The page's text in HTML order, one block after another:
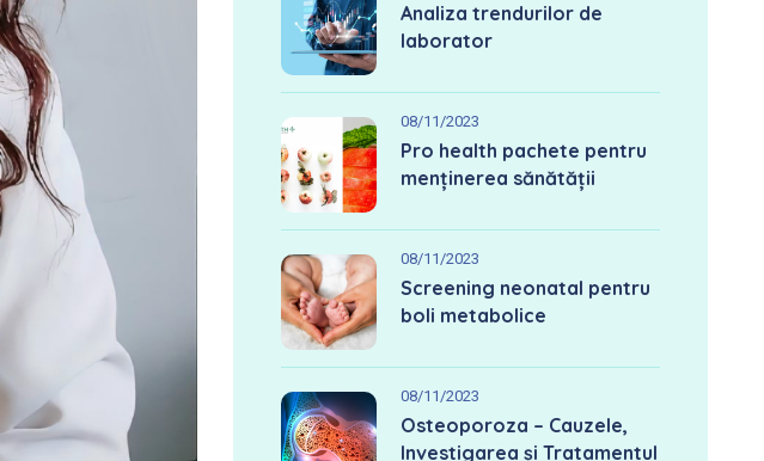
Analiza trendurilor de
laborator
08/11/2023
Pro health pachete pentru
menținerea sănătății
08/11/2023
Screening neonatal pentru
boli metabolice
08/11/2023
Osteoporoza – Cauzele,
Investigarea și Tratamentul